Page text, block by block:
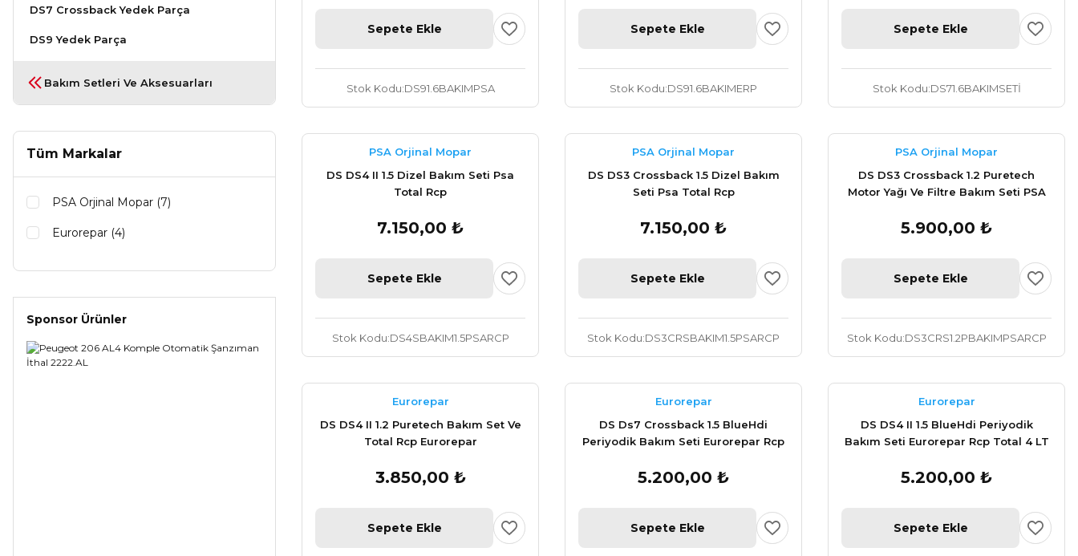
DS7 Crossback Yedek Parça
DS9 Yedek Parça
Bakım Setleri Ve Aksesuarları
Tüm Markalar
PSA Orjinal Mopar (7)
Eurorepar (4)
Sponsor Ürünler
Sepete Ekle
Stok Kodu DS91.6BAKIMPSA
Sepete Ekle
Stok Kodu DS91.6BAKIMERP
Sepete Ekle
Stok Kodu DS71.6BAKIMSETİ
PSA Orjinal Mopar
DS DS4 II 1.5 Dizel Bakım Seti Psa
Total Rcp
7.150,00 ₺
Sepete Ekle
Stok Kodu DS4SBAKIM1.5PSARCP
PSA Orjinal Mopar
DS DS3 Crossback 1.5 Dizel Bakım
Seti Psa Total Rcp
7.150,00 ₺
Sepete Ekle
Stok Kodu DS3CRSBAKIM1.5PSARCP
PSA Orjinal Mopar
DS DS3 Crossback 1.2 Puretech
Motor Yağı Ve Filtre Bakım Seti PSA
5.900,00 ₺
Sepete Ekle
Stok Kodu DS3CRS1.2PBAKIMPSARCP
Eurorepar
DS DS4 II 1.2 Puretech Bakım Set Ve
Total Rcp Eurorepar
3.850,00 ₺
Sepete Ekle
Eurorepar
DS Ds7 Crossback 1.5 BlueHdi
Periyodik Bakım Seti Eurorepar Rcp
5.200,00 ₺
Sepete Ekle
Eurorepar
DS DS4 II 1.5 BlueHdi Periyodik
Bakım Seti Eurorepar Rcp Total 4 LT
5.200,00 ₺
Sepete Ekle